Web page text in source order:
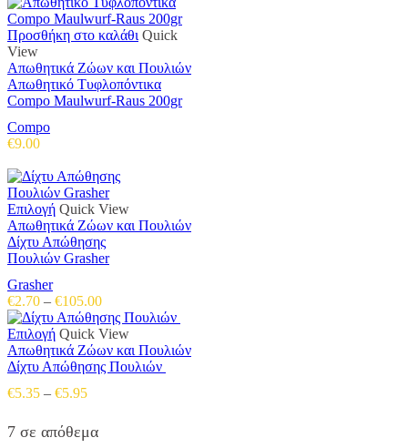
Προσθήκη στο καλάθι Quick
View
Απωθητικά Ζώων και Πουλιών
Απωθητικό Τυφλοπόντικα
Compo Maulwurf-Raus 200gr
Compo
€9.00
Επιλογή Αυτό
το
προϊόν
έχει
Οι
επιλογές
μπορούν
να
επιλεγούν
στη
προϊόντος
Quick View
Απωθητικά Ζώων και Πουλιών
Δίχτυ Απώθησης
Πουλιών Grasher
Grasher
€2.70 – €105.00Price
range:
€2.70
through
€105.00
Επιλογή Αυτό
το
προϊόν
πολλαπλές
Οι
Quick View
Απωθητικά Ζώων και Πουλιών
Δίχτυ Απώθησης Πουλιών
€5.35 – €5.95Price
through
7 σε απόθεμα